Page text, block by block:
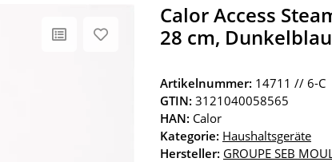
Calor Access
28 cm,
Artikelnummer: 14711 // 6-C
GTIN: 3121040058565
HAN: Calor
Kategorie: Haushaltsgeräte
Hersteller: GROUPE SEB